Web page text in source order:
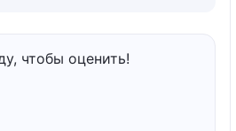
чтобы оценить!